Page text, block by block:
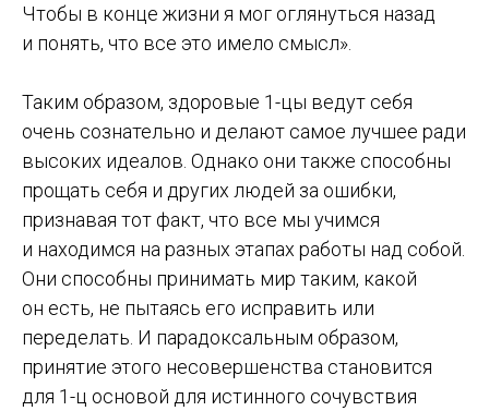
Чтобы в конце жизни я мог оглянуться назад
и понять, что все это имело смысл».
Таким образом, здоровые 1-цы ведут себя
очень сознательно и делают самое лучшее ради
высоких идеалов. Однако они также способны
прощать себя и других людей за ошибки,
признавая тот факт, что все мы учимся
и находимся на разных этапах работы над собой.
Они способны принимать мир таким, какой
он есть, не пытаясь его исправить или
переделать. И парадоксальным образом,
принятие этого несовершенства становится
для 1-ц основой для истинного сочувствия